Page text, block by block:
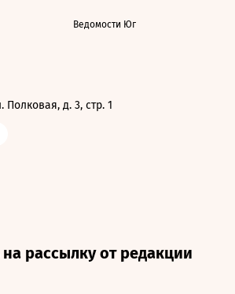
Ведомости Юг
Полковая, д. 3, стр. 1